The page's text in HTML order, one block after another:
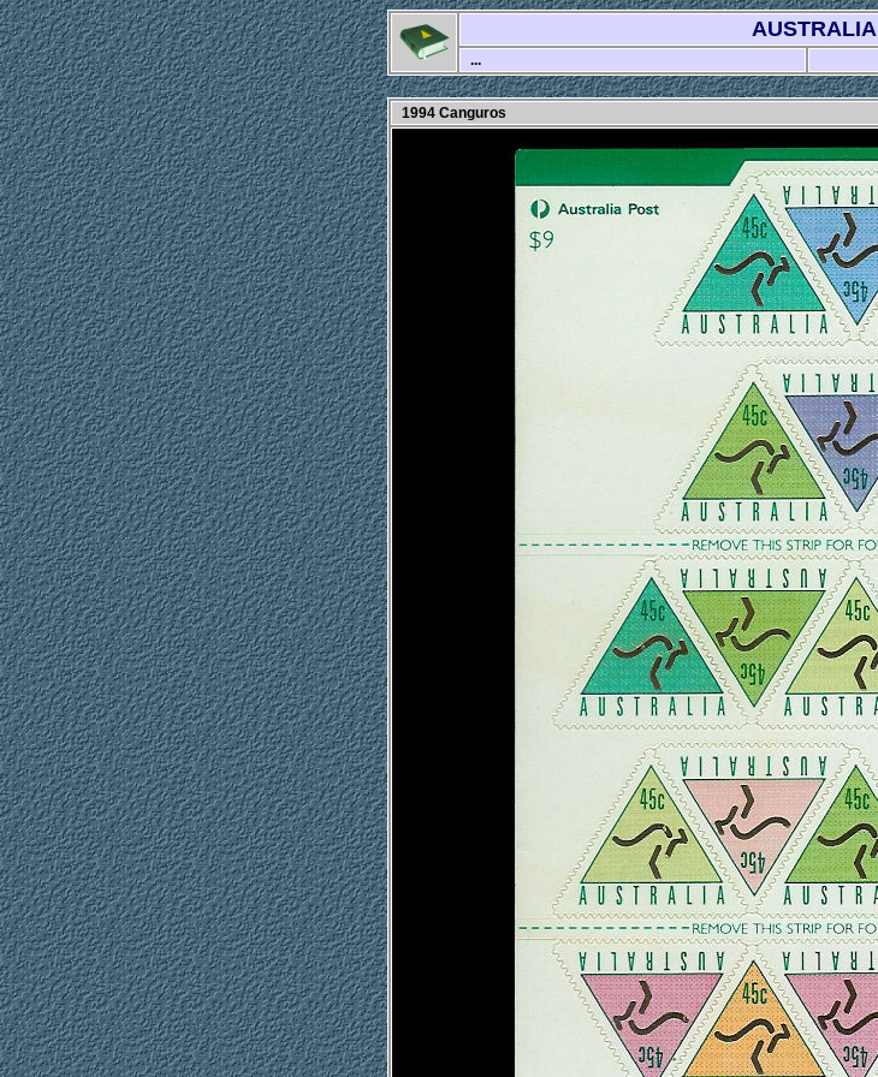
AUSTRALIA
...
1994 Canguros